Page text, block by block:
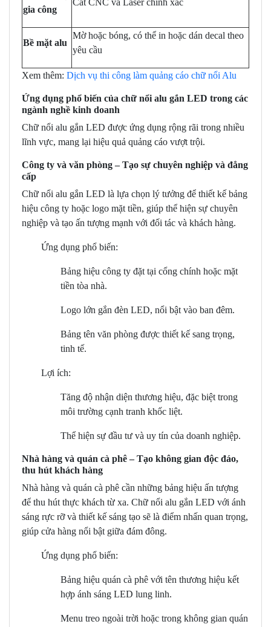
gia công
Bề mặt alu
Mờ hoặc bóng, có thể in hoặc dán decal theo
yêu cầu
Xem thêm: Dịch vụ thi công làm quảng cáo chữ nổi Alu
Ứng dụng phổ biến của chữ nổi alu gắn LED trong các
ngành nghề kinh doanh
Chữ nổi alu gắn LED được ứng dụng rộng rãi trong nhiều
lĩnh vực, mang lại hiệu quả quảng cáo vượt trội.
Công ty và văn phòng – Tạo sự chuyên nghiệp và đẳng
cấp
Chữ nổi alu gắn LED là lựa chọn lý tưởng để thiết kế bảng
hiệu công ty hoặc logo mặt tiền, giúp thể hiện sự chuyên
nghiệp và tạo ấn tượng mạnh với đối tác và khách hàng.
Ứng dụng phổ biến:
Bảng hiệu công ty đặt tại cổng chính hoặc mặt
tiền tòa nhà.
Logo lớn gắn đèn LED, nổi bật vào ban đêm.
Bảng tên văn phòng được thiết kế sang trọng,
tinh tế.
Lợi ích:
Tăng độ nhận diện thương hiệu, đặc biệt trong
môi trường cạnh tranh khốc liệt.
Thể hiện sự đầu tư và uy tín của doanh nghiệp.
Nhà hàng và quán cà phê – Tạo không gian độc đáo,
thu hút khách hàng
Nhà hàng và quán cà phê cần những bảng hiệu ấn tượng
để thu hút thực khách từ xa. Chữ nổi alu gắn LED với ánh
sáng rực rỡ và thiết kế sáng tạo sẽ là điểm nhấn quan trọng,
giúp cửa hàng nổi bật giữa đám đông.
Ứng dụng phổ biến:
Bảng hiệu quán cà phê với tên thương hiệu kết
hợp ánh sáng LED lung linh.
Menu treo ngoài trời hoặc trong không gian quán